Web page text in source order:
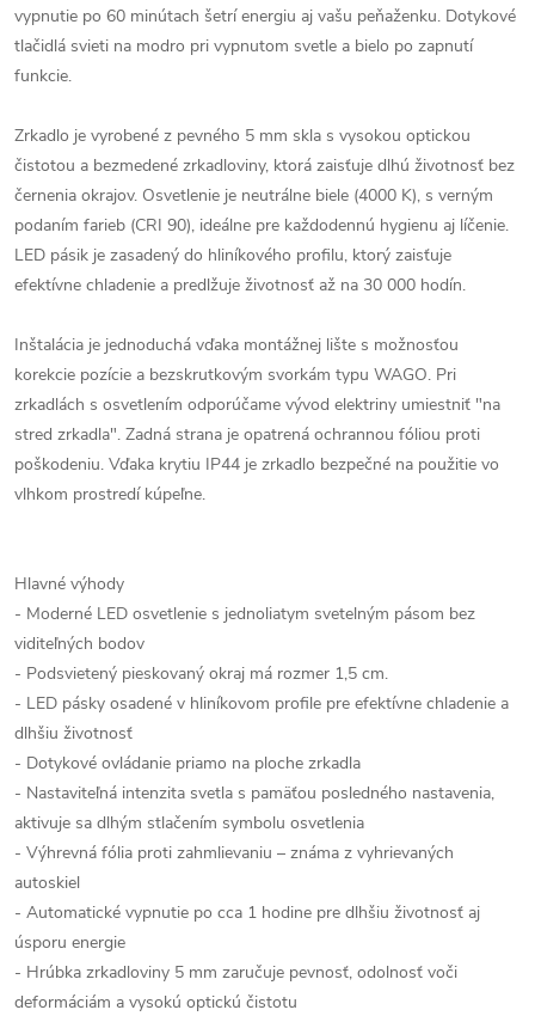
vypnutie po 60 minútach šetrí energiu aj vašu peňaženku. Dotykové
tlačidlá svieti na modro pri vypnutom svetle a bielo po zapnutí
funkcie.
Zrkadlo je vyrobené z pevného 5 mm skla s vysokou optickou
čistotou a bezmedené zrkadloviny, ktorá zaisťuje dlhú životnosť bez
černenia okrajov. Osvetlenie je neutrálne biele (4000 K), s verným
podaním farieb (CRI 90), ideálne pre každodennú hygienu aj líčenie.
LED pásik je zasadený do hliníkového profilu, ktorý zaisťuje
efektívne chladenie a predlžuje životnosť až na 30 000 hodín.
Inštalácia je jednoduchá vďaka montážnej lište s možnosťou
korekcie pozície a bezskrutkovým svorkám typu WAGO. Pri
zrkadlách s osvetlením odporúčame vývod elektriny umiestniť "na
stred zrkadla". Zadná strana je opatrená ochrannou fóliou proti
poškodeniu. Vďaka krytiu IP44 je zrkadlo bezpečné na použitie vo
vlhkom prostredí kúpeľne.
Hlavné výhody
- Moderné LED osvetlenie s jednoliatym svetelným pásom bez
viditeľných bodov
- Podsvietený pieskovaný okraj má rozmer 1,5 cm.
- LED pásky osadené v hliníkovom profile pre efektívne chladenie a
dlhšiu životnosť
- Dotykové ovládanie priamo na ploche zrkadla
- Nastaviteľná intenzita svetla s pamäťou posledného nastavenia,
aktivuje sa dlhým stlačením symbolu osvetlenia
- Výhrevná fólia proti zahmlievaniu – známa z vyhrievaných
autoskiel
- Automatické vypnutie po cca 1 hodine pre dlhšiu životnosť aj
úsporu energie
- Hrúbka zrkadloviny 5 mm zaručuje pevnosť, odolnosť voči
deformáciám a vysokú optickú čistotu